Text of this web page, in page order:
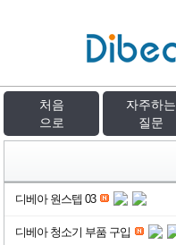
처음
으로
자주하는
질문
디베아 원스텝 03
디베아 청소기 부품 구입